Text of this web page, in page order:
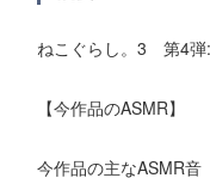
ねこぐらし。3 第4弾
【今作品のASMR】
今作品の主なASMR音